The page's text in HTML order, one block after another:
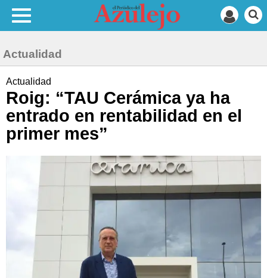
Actualidad
Actualidad
Roig: “TAU Cerámica ya ha
entrado en rentabilidad en el
primer mes”